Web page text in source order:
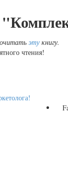
этукнигу.
чтения!